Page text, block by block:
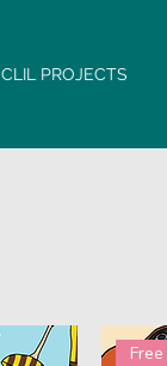
CLIL PROJECTS
Free